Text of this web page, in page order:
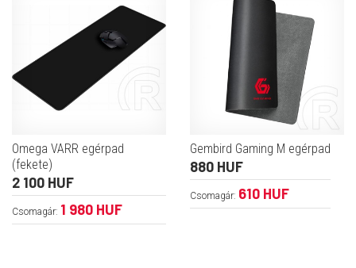
Omega VARR egérpad
(fekete)
2 100 HUF
Csomagár: 1 980 HUF
Gembird Gaming M egérpad
880 HUF
Csomagár: 610 HUF